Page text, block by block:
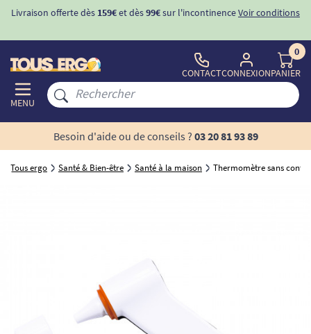
Livraison offerte dès 159€et dès99€sur l'incontinenceVoir conditions
MENU
CONTACTCONNEXION
0
PANIER
Besoin d'aide ou de conseils ? 03 20 81 93 89
Tous ergo Santé & Bien-être Santé à la maison Thermomètre sans